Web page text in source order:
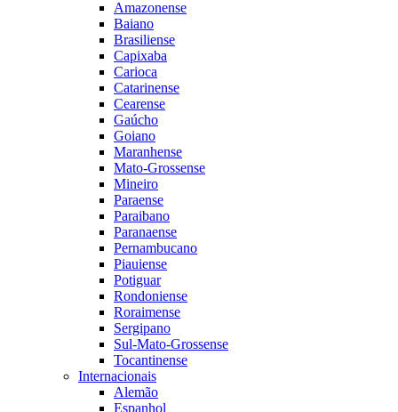
Amazonense
Baiano
Brasiliense
Capixaba
Carioca
Catarinense
Cearense
Gaúcho
Goiano
Maranhense
Mato-Grossense
Mineiro
Paraense
Paraibano
Paranaense
Pernambucano
Piauiense
Potiguar
Rondoniense
Roraimense
Sergipano
Sul-Mato-Grossense
Tocantinense
Internacionais
Alemão
Espanhol